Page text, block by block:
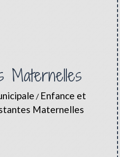
Maternelles
/ Enfance et
Maternelles